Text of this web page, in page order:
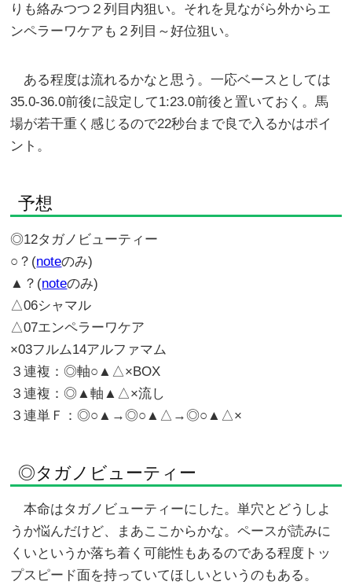
りも絡みつつ２列目内狙い。それを見ながら外からエ
ンペラーワケアも２列目～好位狙い。
ある程度は流れるかなと思う。一応ベースとしては
35.0-36.0前後に設定して1:23.0前後と置いておく。馬
場が若干重く感じるので22秒台まで良で入るかはポイ
ント。
予想
◎12タガノビューティー
○？(noteのみ)
▲？(noteのみ)
△06シャマル
△07エンペラーワケア
×03フルム14アルファマム
３連複：◎軸○▲△×BOX
３連複：◎▲軸▲△×流し
３連単Ｆ：◎○▲→◎○▲△→◎○▲△×
◎タガノビューティー
本命はタガノビューティーにした。単穴とどうしよ
うか悩んだけど、まあここからかな。ペースが読みに
くいというか落ち着く可能性もあるのである程度トッ
プスピード面を持っていてほしいというのもある。